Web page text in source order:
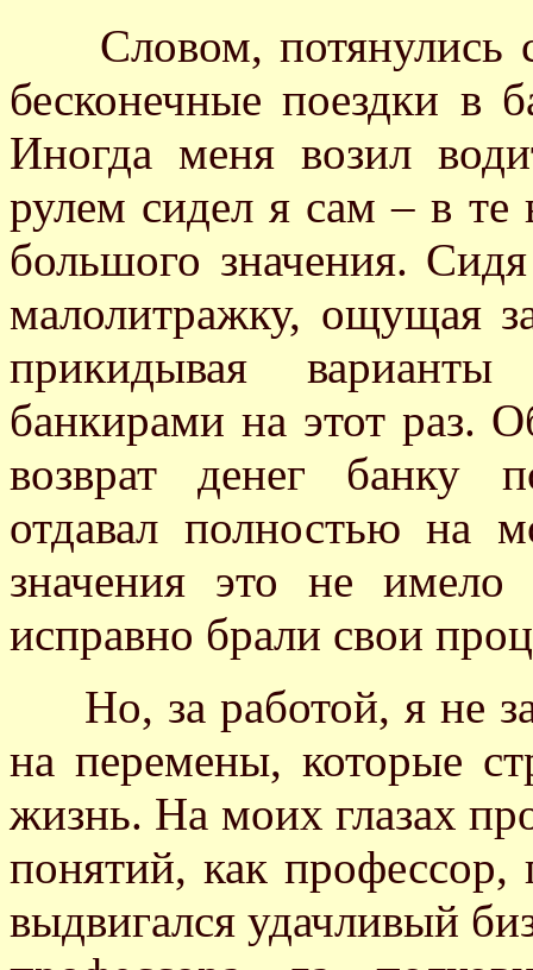
Словом, потянулись
бесконечные поездки в
Иногда меня возил
рулем сидел я сам – в те
большого значения.
малолитражку, ощущая
прикидывая
банкирами на этот раз.
возврат денег банку
отдавал полностью на
значения это не
исправно брали свои
Но, за работой, я не
на перемены, которые
жизнь. На моих глазах
понятий, как профессор,
выдвигался удачливый